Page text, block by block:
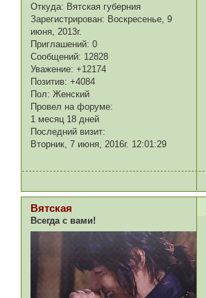
Откуда: Вятская губерния
Зарегистрирован: Воскресенье, 9
июня, 2013г.
Приглашений: 0
Сообщений: 12828
Уважение: +12174
Позитив: +4084
Пол: Женский
Провел на форуме:
1 месяц 18 дней
Последний визит:
Вторник, 7 июня, 2016г. 12:01:29
Вятская
Всегда с вами!